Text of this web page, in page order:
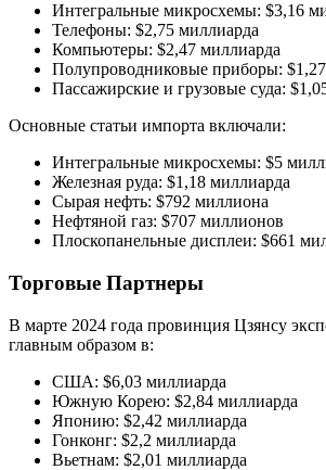
Интегральные микросхемы: $3,16
Телефоны: $2,75 миллиарда
Компьютеры: $2,47 миллиарда
Полупроводниковые приборы:
Пассажирские и грузовые суда:
Основные статьи импорта включали:
Интегральные микросхемы: $5
Железная руда: $1,18 миллиарда
Сырая нефть: $792 миллиона
Нефтяной газ: $707 миллионов
Плоскопанельные дисплеи: $661
Торговые Партнеры
В марте 2024 года провинция Цзянсу
главным образом в:
США: $6,03 миллиарда
Южную Корею: $2,84 миллиарда
Японию: $2,42 миллиарда
Гонконг: $2,2 миллиарда
Вьетнам: $2,01 миллиарда